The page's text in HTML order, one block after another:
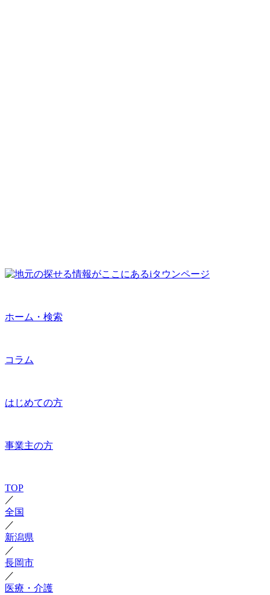
ホーム・検索
コラム
はじめての方
事業主の方
TOP
／
全国
／
新潟県
／
長岡市
／
医療・介護